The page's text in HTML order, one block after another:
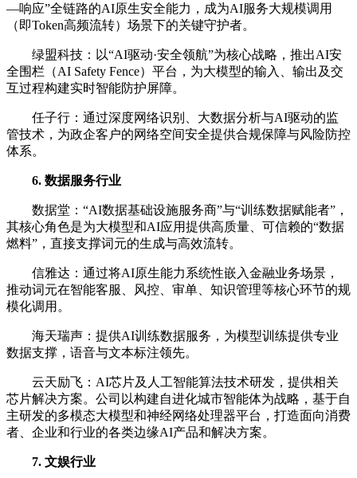
—响应”全链路的AI原生安全能力，成为AI服务大规模调用
（即Token高频流转）场景下的关键守护者。
绿盟科技：以“AI驱动·安全领航”为核心战略，推出‌AI安
全围栏‌（AI Safety Fence）平台，为大模型的输入、输出及交
互过程构建实时智能防护屏障。
任子行：通过深度网络识别、大数据分析与AI驱动的监
管技术，为政企客户的网络空间安全提供合规保障与风险防控
体系。
6. 数据服务行业
数据堂：“AI数据基础设施服务商”与“训练数据赋能者”‌，
其核心角色是为大模型和AI应用提供高质量、可信赖的“数据
燃料”，直接支撑词元的生成与高效流转。
信雅达：通过将AI原生能力系统性嵌入金融业务场景，
推动词元在智能客服、风控、审单、知识管理等核心环节的规
模化调用。
海天瑞声：提供AI训练数据服务，为模型训练提供专业
数据支撑，语音与文本标注领先。
云天励飞：AI芯片及人工智能算法技术研发，提供相关
芯片解决方案。公司以构建自进化城市智能体为战略，基于自
主研发的多模态大模型和神经网络处理器平台，打造面向消费
者、企业和行业的各类边缘AI产品和解决方案。
7. 文娱行业